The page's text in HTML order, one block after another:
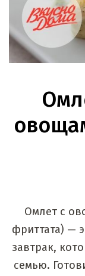
Омлет с
фриттата) —
завтрак,
семью.